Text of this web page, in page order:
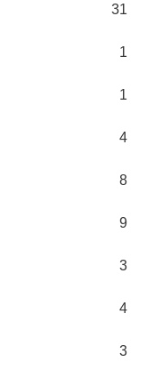
31
1
1
4
8
9
3
4
3